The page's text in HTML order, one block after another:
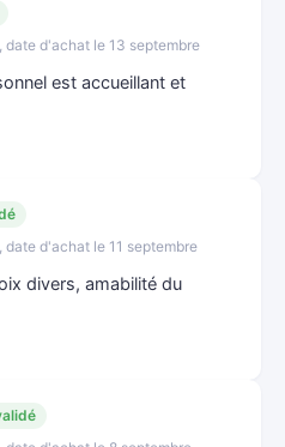
date d'achat le 13 septembre
est accueillant et
date d'achat le 11 septembre
divers, amabilité du